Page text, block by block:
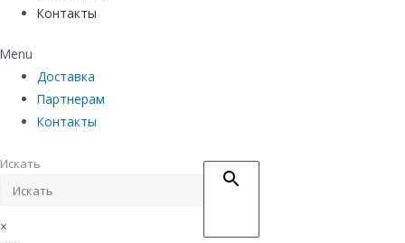
Контакты
Menu
Доставка
Партнерам
Контакты
Искать
×